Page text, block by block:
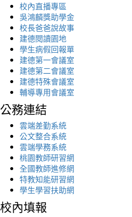
校內直播專區
吳鴻麟獎助學金
校長爸爸說故事
建德閱讀園地
學生病假回報單
建德第一會議室
建德第二會議室
建德特殊會議室
輔導專用會議室
公務連結
雲端差勤系統
公文整合系統
雲端學務系統
桃園教師研習網
全國教師進修網
特教知能研習網
學生學習扶助網
校內填報